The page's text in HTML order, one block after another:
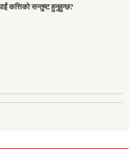
कत्तिको सन्तुष्ट हुनुहुन्छ?